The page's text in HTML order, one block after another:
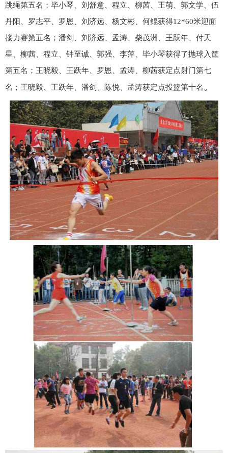
跳绳第五名；毕小琴、刘舒意、程立、柳茜、王萌、郭文学、伍
丹阳、罗志平、罗恩、刘济远、杨文彬、何鲲获得12*60米迎面
接力赛第五名；潘剑、刘济远、孟涛、柴茂洲、王跃年、付天
星、柳茜、程立、钟至诚、郭强、李萍、毕小琴获得了抛球入筐
第五名；王晓毅、王跃年、罗恩、孟涛、柳茜获定点射门第七
名；王晓毅、王跃年、潘剑、陈悦、孟涛获定点投篮第十名 。